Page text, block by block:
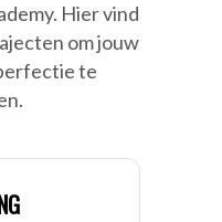
Hier vind
om jouw
te